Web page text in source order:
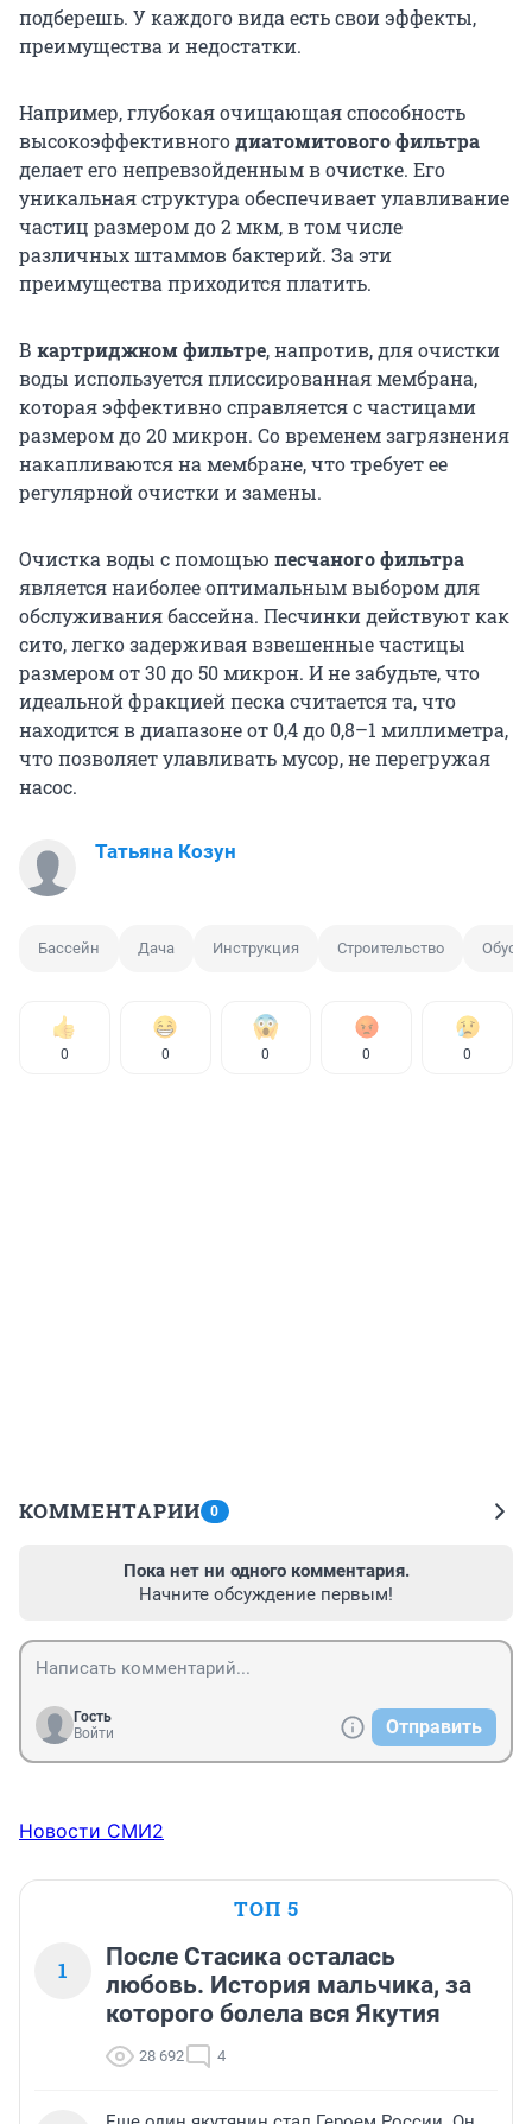
подберешь. У каждого вида есть свои эффекты,
преимущества и недостатки.
Например, глубокая очищающая способность
высокоэффективногодиатомитового фильтра
делает его непревзойденным в очистке. Его
уникальная структура обеспечивает улавливание
частиц размером до 2 мкм, в том числе
различных штаммов бактерий. За эти
преимущества приходится платить.
В картриджном фильтре, напротив, для очистки
воды используется плиссированная мембрана,
которая эффективно справляется с частицами
размером до 20 микрон. Со временем загрязнения
накапливаются на мембране, что требует ее
регулярной очистки и замены.
Очистка воды с помощью песчаного фильтра
является наиболее оптимальным выбором для
обслуживания бассейна. Песчинки действуют как
сито, легко задерживая взвешенные частицы
размером от 30 до 50 микрон. И не забудьте, что
идеальной фракцией песка считается та, что
находится в диапазоне от 0,4 до 0,8–1 миллиметра,
что позволяет улавливать мусор, не перегружая
насос.
Татьяна Козун
Бассейн Дача Инструкция Строительство
0 0 0 0 0
КОММЕНТАРИИ 0
Пока нет ни одного комментария.
Начните обсуждение первым!
Гость
Войти
Отправить
Новости СМИ2
ТОП 5
1
После Стасика осталась
любовь. История мальчика, за
которого болела вся Якутия
28 692 4